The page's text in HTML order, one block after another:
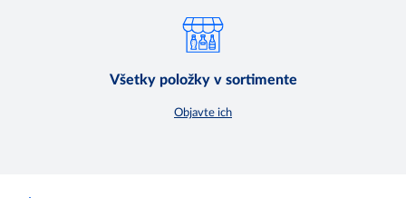
Všetky položky v sortimente
Objavte ich